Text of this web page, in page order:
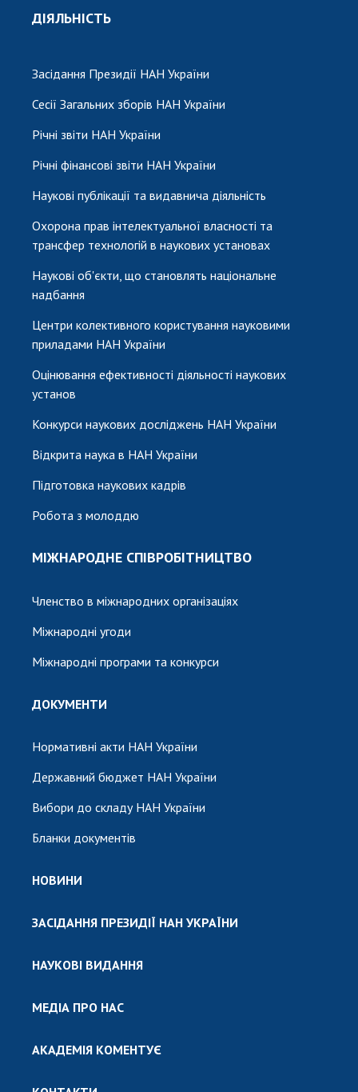
ДІЯЛЬНІСТЬ
Засідання Президії НАН України
Сесії Загальних зборів НАН України
Річні звіти НАН України
Річні фінансові звіти НАН України
Наукові публікації та видавнича діяльність
Охорона прав інтелектуальної власності та
трансфер технологій в наукових установах
Наукові об'єкти, що становлять національне
надбання
Центри колективного користування науковими
приладами НАН України
Оцінювання ефективності діяльності наукових
установ
Конкурси наукових досліджень НАН України
Відкрита наука в НАН України
Підготовка наукових кадрів
Робота з молоддю
МІЖНАРОДНЕ СПІВРОБІТНИЦТВО
Членство в міжнародних організаціях
Міжнародні угоди
Міжнародні програми та конкурси
ДОКУМЕНТИ
Нормативні акти НАН України
Державний бюджет НАН України
Вибори до складу НАН України
Бланки документів
НОВИНИ
ЗАСІДАННЯ ПРЕЗИДІЇ НАН УКРАЇНИ
НАУКОВІ ВИДАННЯ
МЕДІА ПРО НАС
АКАДЕМІЯ КОМЕНТУЄ